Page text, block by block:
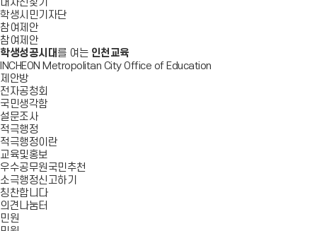
내사진찾기
학생시민기자단
참여제안
참여제안
학생성공시대 를 여는 인천교육
INCHEON Metropolitan City Office of Education
제안방
전자공청회
국민생각함
설문조사
적극행정
적극행정이란
교육및홍보
우수공무원국민추천
소극행정신고하기
칭찬합니다
의견나눔터
민원